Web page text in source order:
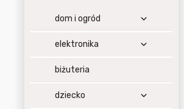
dom i ogród
elektronika
biżuteria
dziecko